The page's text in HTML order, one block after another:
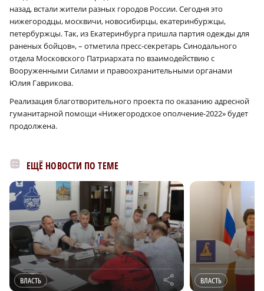
назад, встали жители разных городов России. Сегодня это
нижегородцы, москвичи, новосибирцы, екатеринбуржцы,
петербуржцы. Так, из Екатеринбурга пришла партия одежды для
раненых бойцов», – отметила пресс-секретарь Синодального
отдела Московского Патриархата по взаимодействию с
Вооруженными Силами и правоохранительными органами
Юлия Гаврикова.
Реализация благотворительного проекта по оказанию адресной
гуманитарной помощи «Нижегородское ополчение-2022» будет
продолжена.
ЕЩЁ НОВОСТИ ПО ТЕМЕ
ВЛАСТЬ r ВЛАСТЬ